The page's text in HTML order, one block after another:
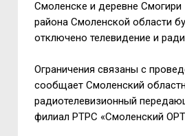
Смоленске и деревне
района Смоленской области
отключено телевидение и
Ограничения связаны с
сообщает Смоленский
радиотелевизионный
филиал РТРС «Смоленский